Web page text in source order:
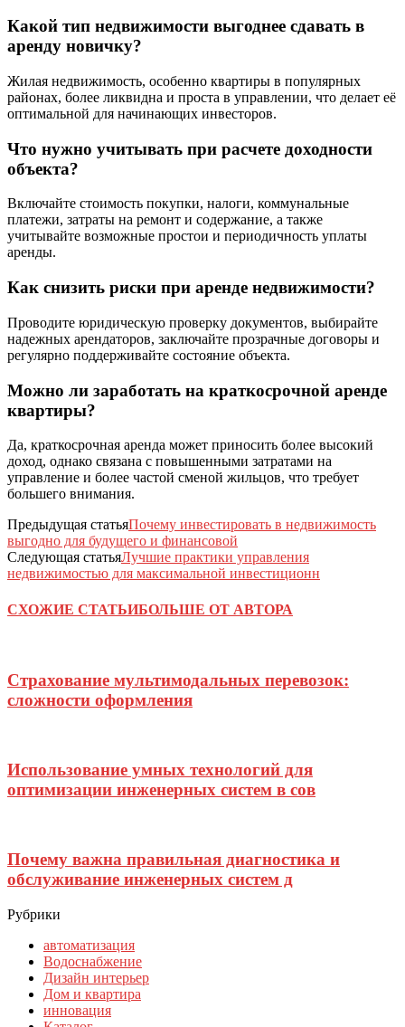
Какой тип недвижимости выгоднее сдавать в
аренду новичку?
Жилая недвижимость, особенно квартиры в популярных
районах, более ликвидна и проста в управлении, что делает её
оптимальной для начинающих инвесторов.
Что нужно учитывать при расчете доходности
объекта?
Включайте стоимость покупки, налоги, коммунальные
платежи, затраты на ремонт и содержание, а также
учитывайте возможные простои и периодичность уплаты
аренды.
Как снизить риски при аренде недвижимости?
Проводите юридическую проверку документов, выбирайте
надежных арендаторов, заключайте прозрачные договоры и
регулярно поддерживайте состояние объекта.
Можно ли заработать на краткосрочной аренде
квартиры?
Да, краткосрочная аренда может приносить более высокий
доход, однако связана с повышенными затратами на
управление и более частой сменой жильцов, что требует
большего внимания.
Предыдущая статьяПочему инвестировать в недвижимость
выгодно для будущего и финансовой
Следующая статьяЛучшие практики управления
недвижимостью для максимальной инвестиционн
СХОЖИЕ СТАТЬИБОЛЬШЕ ОТ АВТОРА
Страхование мультимодальных перевозок:
сложности оформления
Использование умных технологий для
оптимизации инженерных систем в сов
Почему важна правильная диагностика и
обслуживание инженерных систем д
Рубрики
автоматизация
Водоснабжение
Дизайн интерьер
Дом и квартира
инновация